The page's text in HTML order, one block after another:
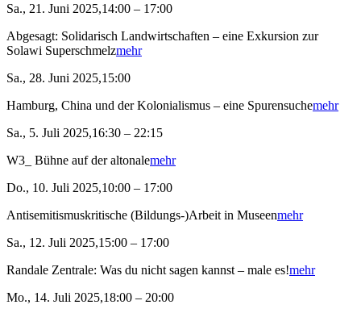
Sa., 21. Juni 2025,14:00 – 17:00
Abgesagt: Solidarisch Landwirtschaften – eine Exkursion zur
Solawi Superschmelzmehr
Sa., 28. Juni 2025,15:00
Hamburg, China und der Kolonialismus – eine Spurensuchemehr
Sa., 5. Juli 2025,16:30 – 22:15
W3_ Bühne auf der altonalemehr
Do., 10. Juli 2025,10:00 – 17:00
Antisemitismuskritische (Bildungs-)Arbeit in Museenmehr
Sa., 12. Juli 2025,15:00 – 17:00
Randale Zentrale: Was du nicht sagen kannst – male es!mehr
Mo., 14. Juli 2025,18:00 – 20:00